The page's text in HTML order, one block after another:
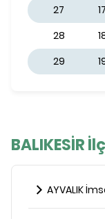
27
28
29
BALIKESİR
AYVALIK